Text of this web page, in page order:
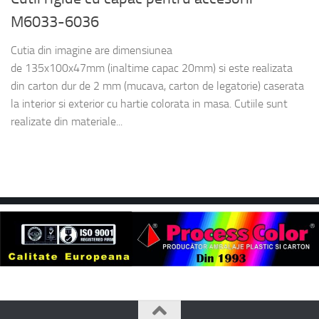
M6033-6036
Cutia din imagine are dimensiunea
de 135x100x47mm (inaltime capac 20mm) si este realizata
din carton dur de 2 mm (mucava, carton de legatorie) caserata
la interior si exterior cu hartie colorata in masa. Cutiile sunt
realizate din materiale...